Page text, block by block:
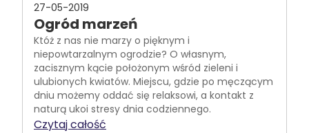
27-05-2019
Ogród marzeń
Któż z nas nie marzy o pięknym i
niepowtarzalnym ogrodzie? O własnym,
zacisznym kącie położonym wśród zieleni i
ulubionych kwiatów. Miejscu, gdzie po męczącym
dniu możemy oddać się relaksowi, a kontakt z
naturą ukoi stresy dnia codziennego.
Czytaj całość